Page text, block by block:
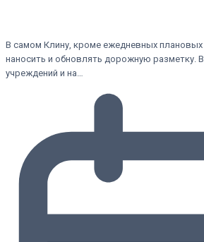
В самом Клину, кроме ежедневных
наносить и обновлять дорожную разметку.
учреждений и на…